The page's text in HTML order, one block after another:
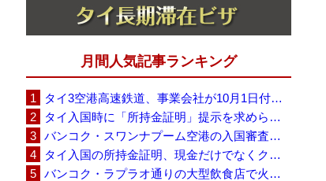
月間人気記事ランキング
タイ3空港高速鉄道、事業会社が10月1日付の契約終了を通知 「現時点での撤退決定ではない」
タイ入国時に「所持金証明」提示を求められる場合も、タイ政府観光庁が外国人旅行者に再周知
バンコク・スワンナプーム空港の入国審査に長蛇の列、SNSで「3～4時間待ち」との投稿が拡散
タイ入国の所持金証明、現金だけでなくクレジットカードや銀行明細も提示可能
バンコク・ラプラオ通りの大型飲食店で火災、27人死亡・多数負傷